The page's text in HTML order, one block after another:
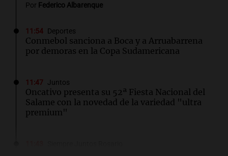
Por Federico Albarenque
11:54 Deportes
Conmebol sanciona a Boca y a Arruabarrena
por demoras en la Copa Sudamericana
11:47 Juntos
Oncativo presenta su 52ª Fiesta Nacional del
Salame con la novedad de la variedad "ultra
premium"